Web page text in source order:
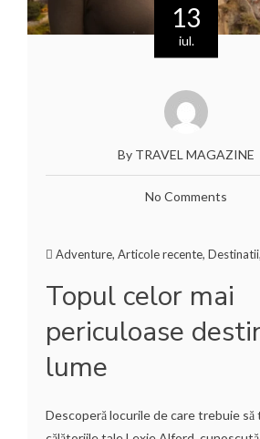
13
iul.
By TRAVEL MAGAZINE
No Comments
Adventure, Articole recente, Destinatii,
Topul celor mai
periculoase
lume
Descoperă locurile de care trebuie să